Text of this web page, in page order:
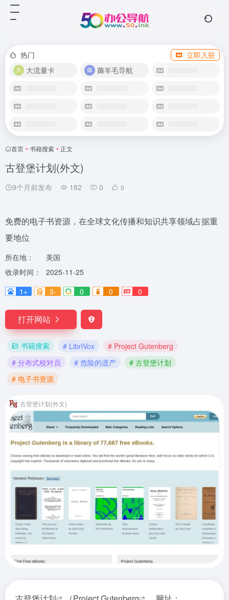
热门
立即入驻
大流量卡
薅羊毛导航
首页 • 书籍搜索 • 正文
古登堡计划(外文)
9个月前发布 182 0 0
免费的电子书资源，在全球文化传播和知识共享领域占据重
要地位
所在地：
美国
收录时间：
2025-11-25
1+
3- 0 0 0
打开网站
书籍搜索 # LibriVox
# Project Gutenberg
# 分布式校对员
# 危险的遗产
# 古登堡计划
# 电子书资源
古登堡计划(外文)